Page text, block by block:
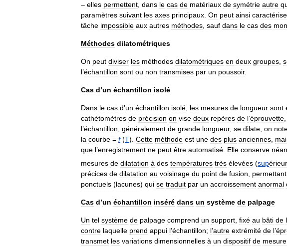
– elles permettent, dans le cas de matériaux de symétrie autre
paramètres suivant les axes principaux. On peut ainsi
tâche impossible aux autres méthodes, sauf dans le cas des
Méthodes dilatométriques
On peut diviser les méthodes dilatométriques en deux groupes,
l’échantillon sont ou non transmises par un poussoir.
Cas d’un échantillon isolé
Dans le cas d’un échantillon isolé, les mesures de longueur sont
cathétomètres de précision on vise deux repères de l’éprouvette,
l’échantillon, généralement de grande longueur, se dilate, on
la courbe = f(T). Cette méthode est une des plus anciennes,
que l’enregistrement ne peut être automatisé. Elle conserve
mesures de dilatation à des températures très élevées (sup
précices de dilatation au voisinage du point de fusion permettant
ponctuels (lacunes) qui se traduit par un accroissement anormal
Cas d’un échantillon inséré dans un système de palpage
Un tel système de palpage comprend un support fixé au bâti de l
contre laquelle prend appui l’échantillon; l’autre extrémité de l’
transmet les variations dimensionnelles à un dispositif de mesure